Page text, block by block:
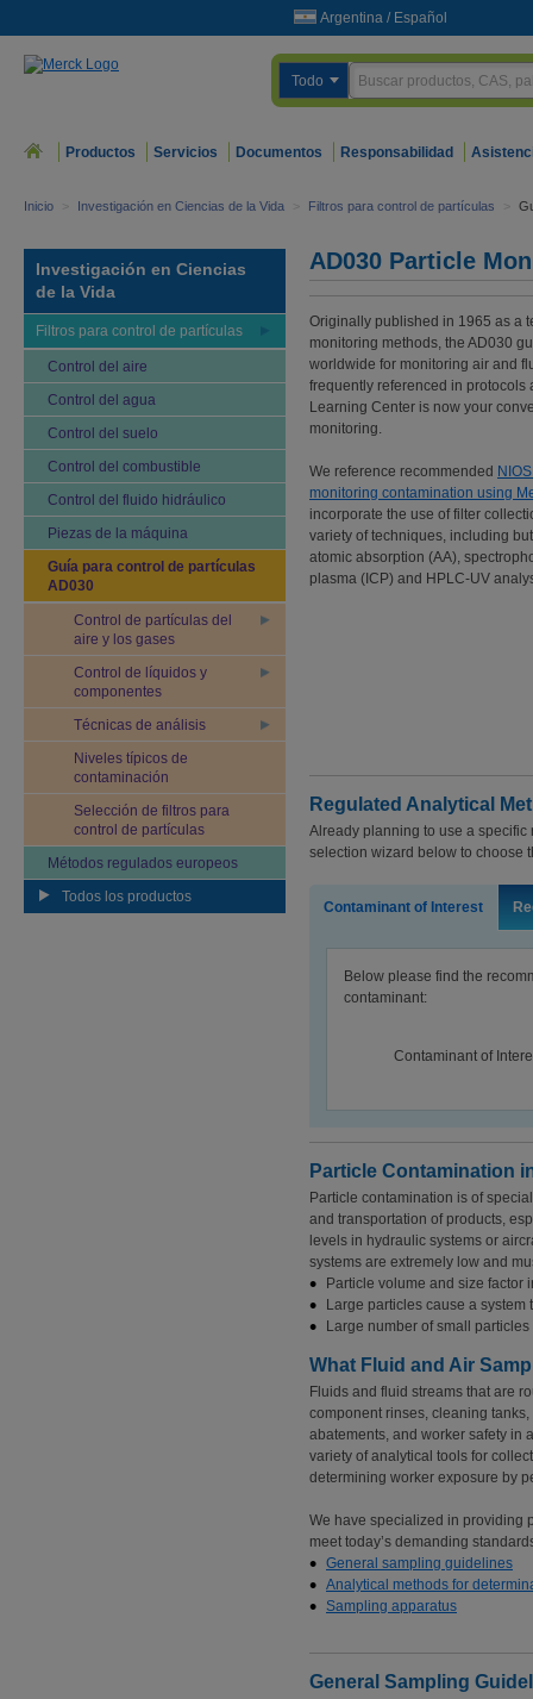
Argentina / Español
Todo
Productos Servicios Documentos Responsabilidad
Inicio > Investigación en Ciencias de la Vida > Filtros para control de partículas >
Investigación en Ciencias
de la Vida
Filtros para control de partículas
Control del aire
Control del agua
Control del suelo
Control del combustible
Control del fluido hidráulico
Piezas de la máquina
Guía para control de partículas
AD030
Control de partículas del
aire y los gases
Control de líquidos y
componentes
Técnicas de análisis
Niveles típicos de
contaminación
Selección de filtros para
control de partículas
Métodos regulados europeos
Todos los productos
AD030 Particle
Originally published in 1965 as a
monitoring methods, the AD030
worldwide for monitoring air and
frequently referenced in protocols
Learning Center is now your
monitoring.
We reference recommended
monitoring contamination using
incorporate the use of filter
variety of techniques, including
atomic absorption (AA),
plasma (ICP) and HPLC-UV
Regulated Analytical
Already planning to use a
selection wizard below to choose
Contaminant of Interest
Below please find the
contaminant:
Contaminant of
Particle Contamination
Particle contamination is of
and transportation of products,
levels in hydraulic systems or
systems are extremely low and
Particle volume and size factor
Large particles cause a
Large number of small
What Fluid and Air
Fluids and fluid streams that are
component rinses, cleaning
abatements, and worker safety in
variety of analytical tools for
determining worker exposure by
We have specialized in providing
meet today’s demanding
General sampling guidelines
Analytical methods for
Sampling apparatus
General Sampling